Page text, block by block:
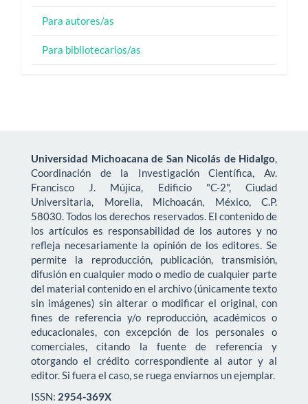
Para autores/as
Para bibliotecarios/as
Universidad Michoacana de San Nicolás de Hidalgo,
Coordinación de la Investigación Científica, Av.
Francisco J. Mújica, Edificio "C-2", Ciudad
Universitaria, Morelia, Michoacán, México, C.P.
58030. Todos los derechos reservados. El contenido de
los artículos es responsabilidad de los autores y no
refleja necesariamente la opinión de los editores. Se
permite la reproducción, publicación, transmisión,
difusión en cualquier modo o medio de cualquier parte
del material contenido en el archivo (únicamente texto
sin imágenes) sin alterar o modificar el original, con
fines de referencia y/o reproducción, académicos o
educacionales, con excepción de los personales o
comerciales, citando la fuente de referencia y
otorgando el crédito correspondiente al autor y al
editor. Si fuera el caso, se ruega enviarnos un ejemplar.
ISSN: 2954-369X